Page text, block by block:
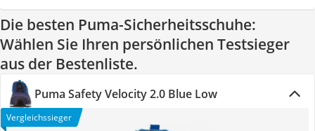
Die besten Puma-Sicherheitsschuhe:
Wählen Sie Ihren persönlichen Testsieger
aus der Bestenliste.
Puma Safety Velocity 2.0 Blue Low
Vergleichssieger